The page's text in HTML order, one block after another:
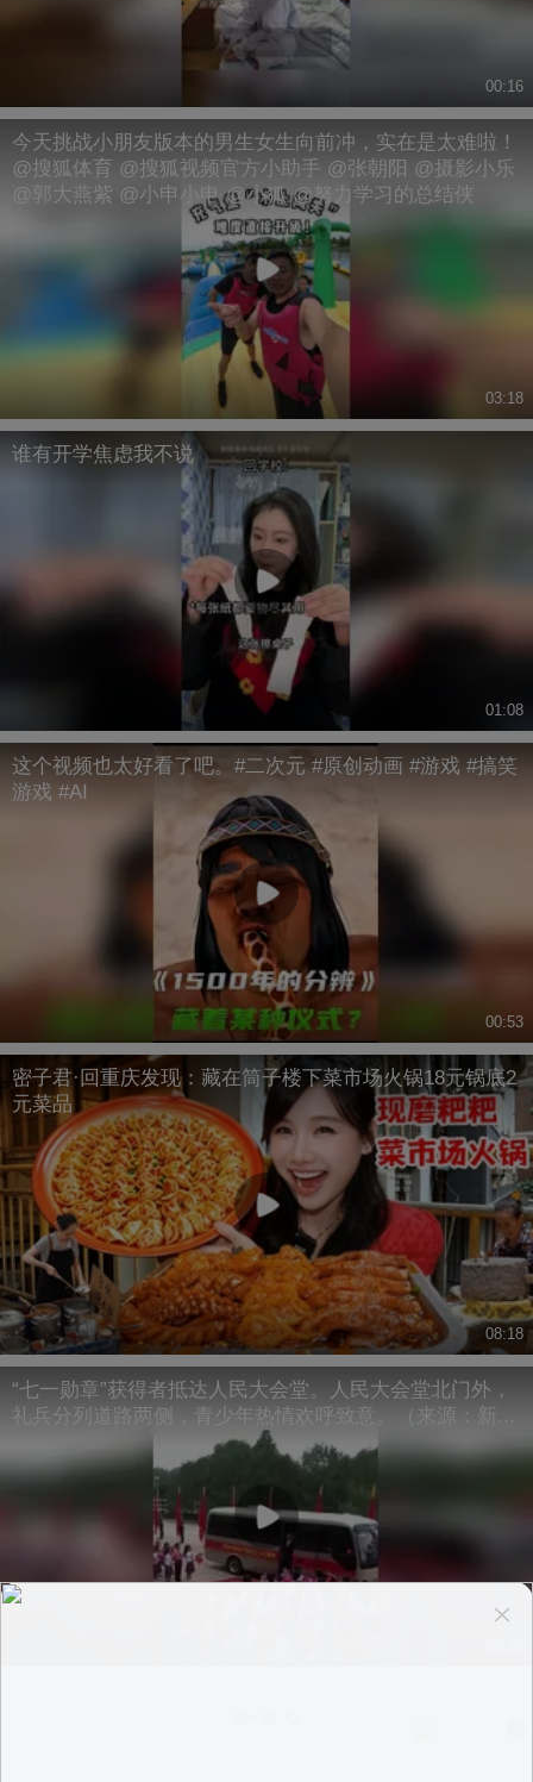
00:16
今天挑战小朋友版本的男生女生向前冲，实在是太难啦！
@搜狐体育 @搜狐视频官方小助手 @张朝阳 @摄影小乐
@郭大燕紫 @小申小申 @小狐 @努力学习的总结侠
03:18
谁有开学焦虑我不说
01:08
这个视频也太好看了吧。#二次元 #原创动画 #游戏 #搞笑
游戏 #AI
00:53
密子君·回重庆发现：藏在筒子楼下菜市场火锅18元锅底2
元菜品
08:18
“七一勋章”获得者抵达人民大会堂。人民大会堂北门外，
礼兵分列道路两侧，青少年热情欢呼致意。（来源：新...